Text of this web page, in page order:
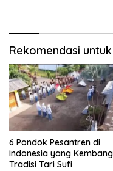
Rekomendasi
6 Pondok Pesantren di
Indonesia yang
Tradisi Tari Sufi